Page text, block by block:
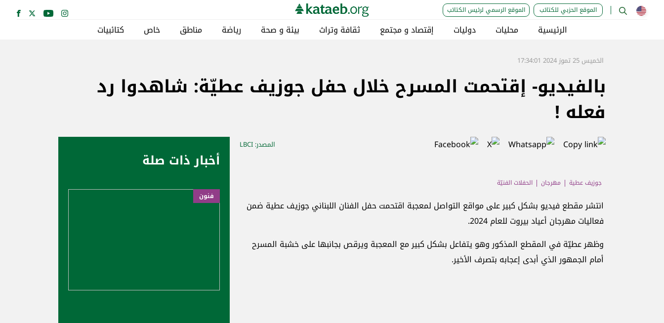
الموقع الحزبي للكتائب الموقع الرسمي لرئيس الكتائب
الرئيسية محليات دوليات إقتصاد و مجتمع ثقافة وتراث بيئة و صحة رياضة مناطق خاص كتائبيات
الخميس 25 تموز 2024 17:34:01
بالفيديو- إقتحمت المسرح خلال حفل جوزيف عطيّة: شاهدوا رد
فعله !
المصدر: LBCI
جوزيف عطية مهرجان الحفلات الفنيّة
انتشر مقطع فيديو بشكل كبير على مواقع التواصل لمعجبة اقتحمت حفل الفنان اللبناني جوزيف عطية ضمن
فعاليات مهرجان أعياد بيروت للعام 2024.
وظهر عطيّة في المقطع المذكور وهو يتفاعل بشكل كبير مع المعجبة ويرقص بجانبها على خشبة المسرح
أمام الجمهور الذي أبدى إعجابه بتصرف الأخير.
أخبار ذات صلة
فنون